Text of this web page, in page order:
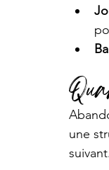
une
suivant.